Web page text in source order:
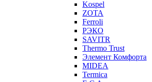
Kospel
ZOTA
Ferroli
РЭКО
SAVITR
Thermo Trust
Элемент Комфорта
MIDEA
Termica